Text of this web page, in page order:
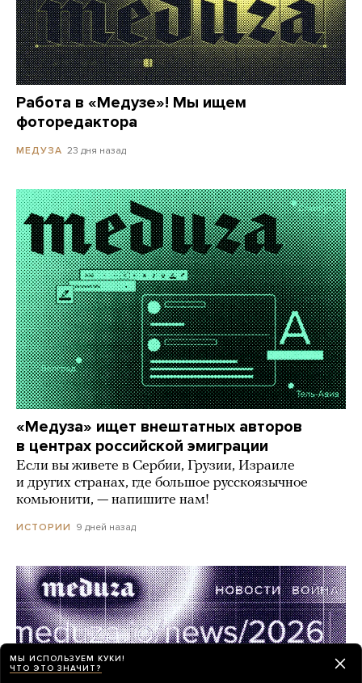
Работа в «Медузе»! Мы ищем
фоторедактора
МЕДУЗА 23 дня назад
«Медуза» ищет внештатных авторов
в центрах российской эмиграции
Если вы живете в Сербии, Грузии, Израиле
и других странах, где большое русскоязычное
комьюнити, — напишите нам!
ИСТОРИИ 9 дней назад
МЫ ИСПОЛЬЗУЕМ КУКИ!
ЧТО ЭТО ЗНАЧИТ?